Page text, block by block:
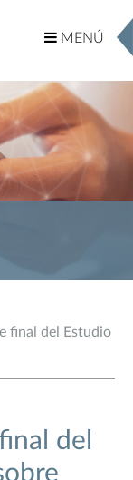
MENÚ
MENÚ
final del Estudio
del